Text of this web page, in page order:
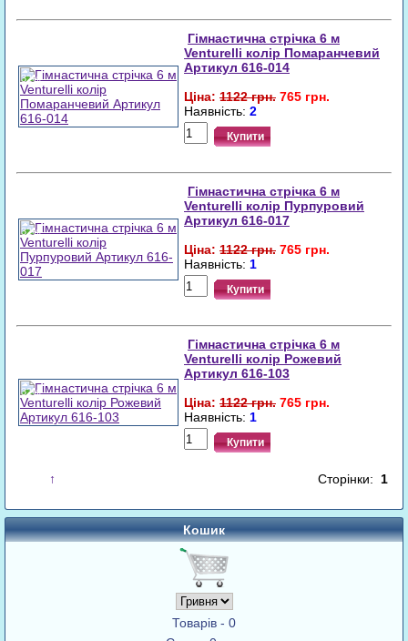
32%
Гімнастична стрічка 6 м
Venturelli колір Помаранчевий
Артикул 616-014
Ціна: 1122 грн. 765 грн.
Наявність: 2
Купити
32%
Гімнастична стрічка 6 м
Venturelli колір Пурпуровий
Артикул 616-017
Ціна: 1122 грн. 765 грн.
Наявність: 1
Купити
32%
Гімнастична стрічка 6 м
Venturelli колір Рожевий
Артикул 616-103
Ціна: 1122 грн. 765 грн.
Наявність: 1
Купити
↑ Сторінки: 1
Кошик
Товарів - 0